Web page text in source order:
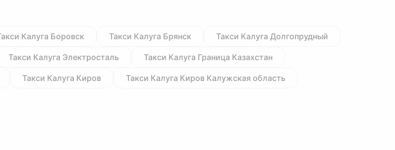
Калуга Боровск Такси Калуга Брянск Такси Калуга Долгопрудный
Такси Калуга Электросталь Такси Калуга Граница Казахстан
Такси Калуга Киров Такси Калуга Киров Калужская область